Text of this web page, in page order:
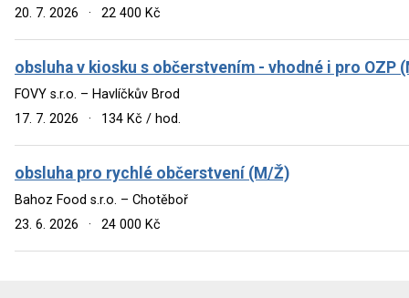
20. 7. 2026
· 22 400 Kč
obsluha v kiosku s občerstvením - vhodné i pro OZP
FOVY s.r.o. – Havlíčkův Brod
17. 7. 2026
· 134 Kč / hod.
obsluha pro rychlé občerstvení (M/Ž)
Bahoz Food s.r.o. – Chotěboř
23. 6. 2026
· 24 000 Kč